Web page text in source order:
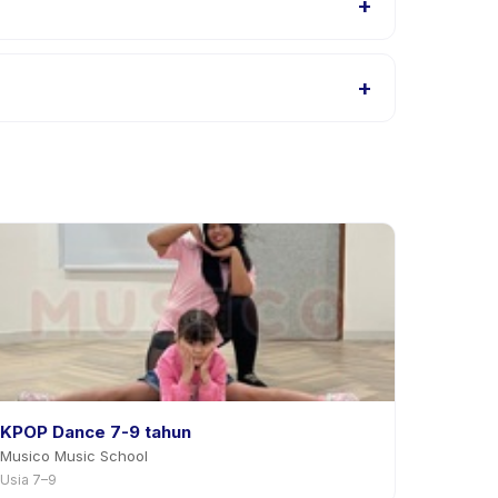
+
+
KPOP Dance 7-9 tahun
Musico Music School
Usia 7–9